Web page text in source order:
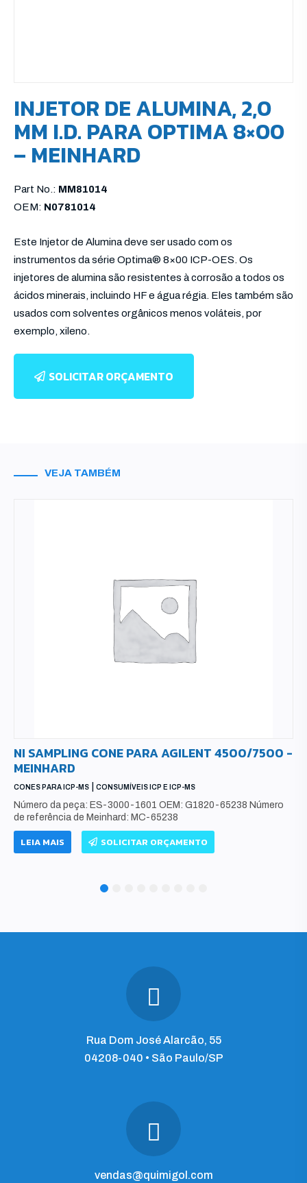
INJETOR DE ALUMINA, 2,0
MM I.D. PARA OPTIMA 8×00
– MEINHARD
Part No.: MM81014
OEM: N0781014
Este Injetor de Alumina deve ser usado com os
instrumentos da série Optima® 8×00 ICP-OES. Os
injetores de alumina são resistentes à corrosão a todos os
ácidos minerais, incluindo HF e água régia. Eles também são
usados ​​com solventes orgânicos menos voláteis, por
exemplo, xileno.
SOLICITAR ORÇAMENTO
VEJA TAMBÉM
NI SAMPLING CONE PARA AGILENT 4500/7500 -
MEINHARD
CONES PARA ICP-MS CONSUMÍVEIS ICP E ICP-MS
Número da peça: ES-3000-1601 OEM: G1820-65238 Número
de referência de Meinhard: MC-65238
LEIA MAIS SOLICITAR ORÇAMENTO
4
Rua Dom José Alarcão, 55
04208-040 • São Paulo/SP
vendas@quimigol.com